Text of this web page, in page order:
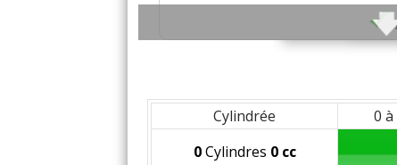
Finition
Cylindrée 0
0Cylindres 0 cc